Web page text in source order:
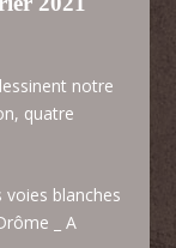
notre
quatre
blanches
_ A